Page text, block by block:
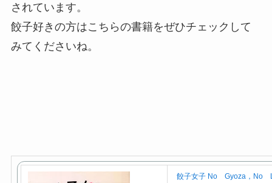
されています。
餃子好きの方はこちらの書籍をぜひチェックして
みてくださいね。
餃子女子 No Gyoza，No